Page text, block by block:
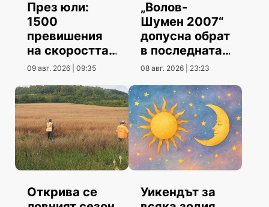
През юли:
1500
превишения
на скоростта
повече от юни
09 авг. 2026 | 09:35
„Волов-
Шумен 2007“
допусна обрат
в последната
контрола
08 авг. 2026 | 23:23
Открива се
Уикендът за